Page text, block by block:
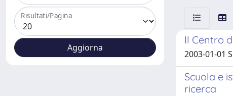
Risultati/Pagina
Il Centro
2003-01-01
Scuola e
ricerca